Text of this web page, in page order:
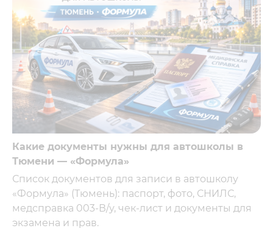
Какие документы нужны для автошколы в
Тюмени — «Формула»
Список документов для записи в автошколу
«Формула» (Тюмень): паспорт, фото, СНИЛС,
медсправка 003-В/у, чек-лист и документы для
экзамена и прав.